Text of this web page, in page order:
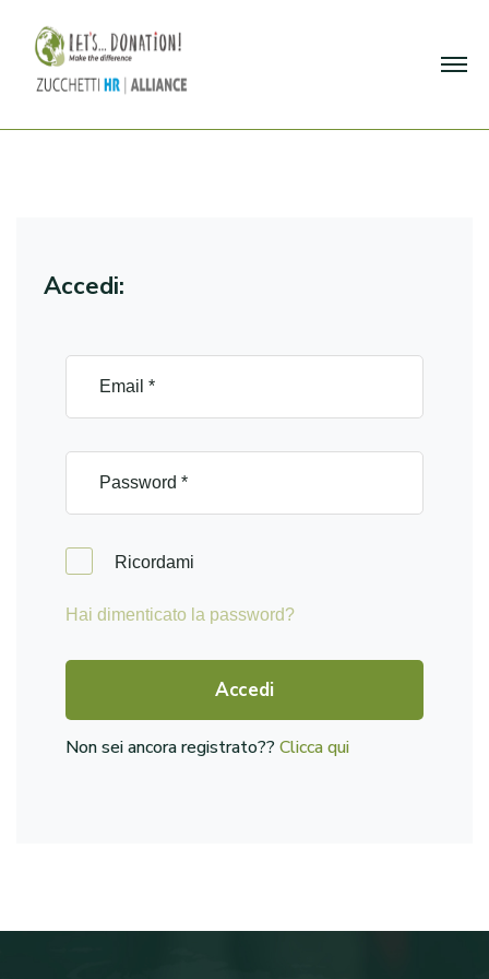
Accedi:
Ricordami
Hai dimenticato la password?
Accedi
Non sei ancora registrato??Clicca qui